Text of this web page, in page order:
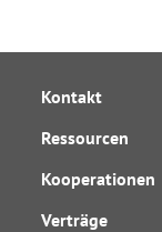
Kontakt
Ressourcen
Kooperationen
Verträge